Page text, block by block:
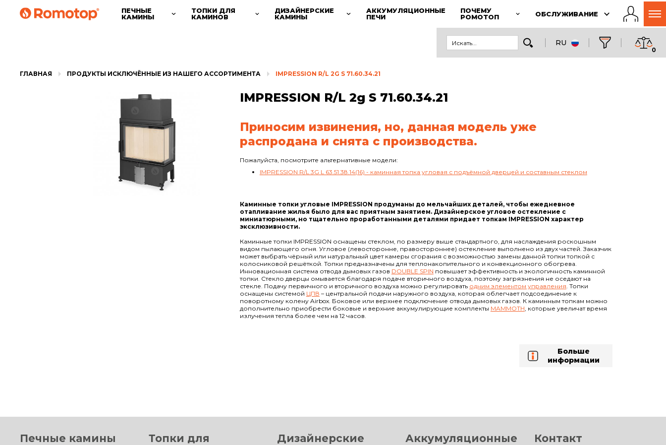
ПЕЧНЫЕ
КАМИНЫ
ТОПКИ ДЛЯ
КАМИНОВ
ДИЗАЙНЕРСКИЕ
КАМИНЫ
АККУМУЛЯЦИОННЫЕ
ПЕЧИ
ПОЧЕМУ
РОМОТОП
ОБСЛУЖИВАНИЕ
RU
0
ГЛАВНАЯ ПРОДУКТЫ ИСКЛЮЧЁННЫЕ ИЗ НАШЕГО АССОРТИМЕНТА IMPRESSION R/L 2G S 71.60.34.21
IMPRESSION R/L 2g S 71.60.34.21
Приносим извинения, но, данная модель уже
распродана и снята с производства.
Пожалуйста, посмотрите альтернативные модели:
IMPRESSION R/L 3G L 63.51.38.14(16) - каминная топка угловая с подъёмной дверцей и составным стеклом
Каминные топки угловые IMPRESSION продуманы до мельчайших деталей, чтобы ежедневное
отапливание жилья было для вас приятным занятием. Дизайнерское угловое остекление с
миниатюрными, но тщательно проработанными деталями придает топкам IMPRESSION характер
эксклюзивности.
Каминные топки IMPRESSION оснащены стеклом, по размеру выше стандартного, для наслаждения роскошным
видом пылающего огня. Угловое (левосторонне, правостороннее) остекление выполнено из двух частей. Заказчик
может выбрать чёрный или натуральный цвет камеры сгорания с возможностью замены данной топки топкой с
колосниковой решёткой. Топки предназначены для теплонакопительного и конвекционного обогрева.
Инновационная система отвода дымовых газов DOUBLE SPIN повышает эффективность и экологичность каминной
топки. Стекло дверцы омывается благодаря подаче вторичного воздуха, поэтому загрязнения не оседают на
стекле. Подачу первичного и вторичного воздуха можно регулировать одним элементом управления. Топки
оснащены системой ЦПВ – центральной подачи наружного воздуха, которая облегчает подсоединение к
поворотному колену Airbox. Боковое или верхнее подключение отвода дымовых газов. К каминным топкам можно
дополнительно приобрести боковые и верхние аккумулирующие комплекты MAMMOTH, которые увеличат время
излучения тепла более чем на 12 часов.
Больше
информации
Печные камины
Топки для
Дизайнерские
Аккумуляционные
Контакт